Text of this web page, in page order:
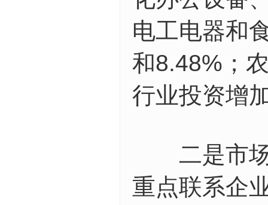
电工电器和
和8.48%；
行业投资增
二是市场
重点联系企